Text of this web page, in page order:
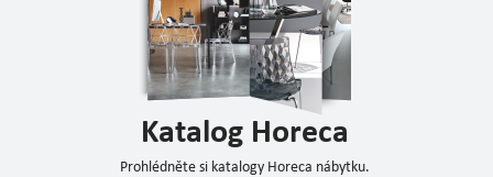
Katalog Horeca
Prohlédněte si katalogy Horeca nábytku.